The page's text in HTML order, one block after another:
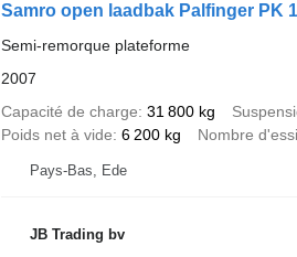
Samro open laadbak Palfinger PK
Semi-remorque plateforme
2007
Capacité de charge 31 800 kg
Poids net à vide 6 200 kg Nombre
Pays-Bas, Ede
JB Trading bv